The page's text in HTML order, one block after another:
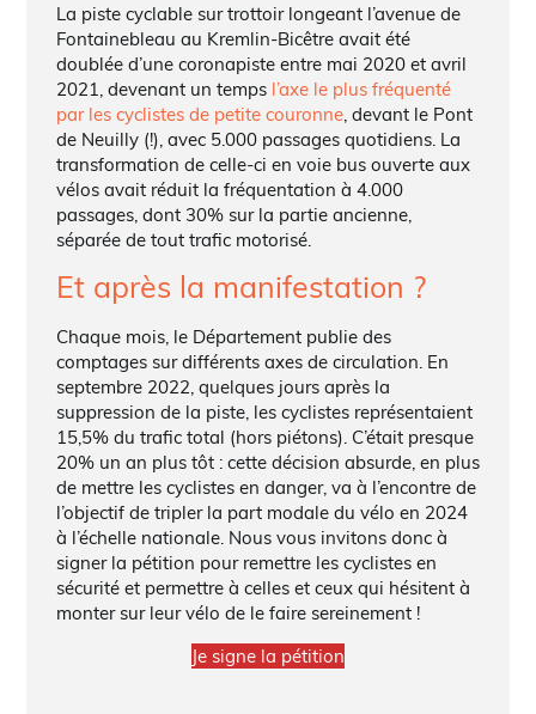
La piste cyclable sur trottoir longeant l’avenue de
Fontainebleau au Kremlin-Bicêtre avait été
doublée d’une coronapiste entre mai 2020 et avril
2021, devenant un temps l’axe le plus fréquenté
par les cyclistes de petite couronne, devant le Pont
de Neuilly (!), avec 5.000 passages quotidiens. La
transformation de celle-ci en voie bus ouverte aux
vélos avait réduit la fréquentation à 4.000
passages, dont 30% sur la partie ancienne,
séparée de tout trafic motorisé.
Et après la manifestation ?
Chaque mois, le Département publie des
comptages sur différents axes de circulation. En
septembre 2022, quelques jours après la
suppression de la piste, les cyclistes représentaient
15,5% du trafic total (hors piétons). C’était presque
20% un an plus tôt : cette décision absurde, en plus
de mettre les cyclistes en danger, va à l’encontre de
l’objectif de tripler la part modale du vélo en 2024
à l’échelle nationale. Nous vous invitons donc à
signer la pétition pour remettre les cyclistes en
sécurité et permettre à celles et ceux qui hésitent à
monter sur leur vélo de le faire sereinement !
Je signe la pétition